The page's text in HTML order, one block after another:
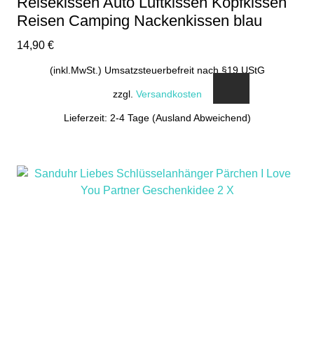
Reisen Camping Nackenkissen blau
14,90 €
(inkl.MwSt.) Umsatzsteuerbefreit nach §19 UStG
zzgl. Versandkosten
Lieferzeit: 2-4 Tage (Ausland Abweichend)